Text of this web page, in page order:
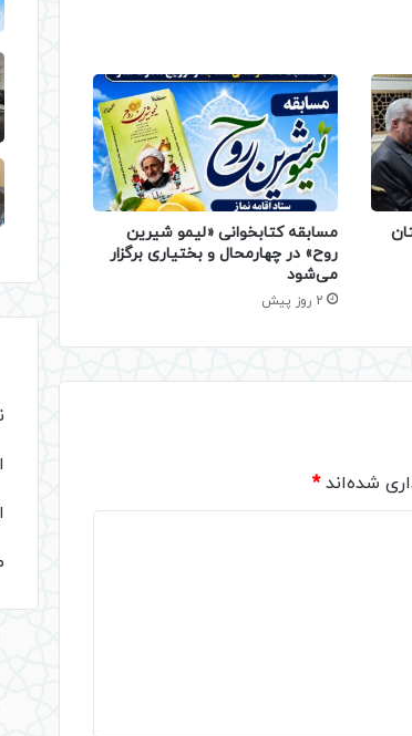
مسابقه کتابخوانی «لیمو شیرین
روح» در چهارمحال و بختیاری برگزار
می‌شود
2 روز پیش
شده‌اند*